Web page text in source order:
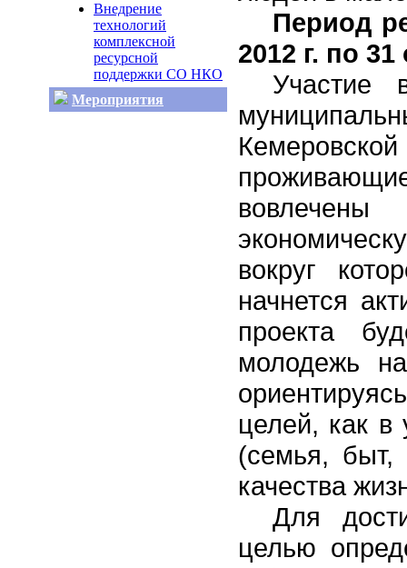
Внедрение
технологий
комплексной
ресурсной
поддержки СО НКО
Мероприятия
Период
2012 г. по 31
Участие
вокруг
начнется
проекта
молодежь
целей, как в
(семья, быт,
качества
Для
целью